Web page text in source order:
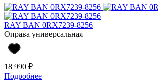
RAY BAN 0RX7239-8256
Оправа универсальная
18 990 ₽
Подробнее